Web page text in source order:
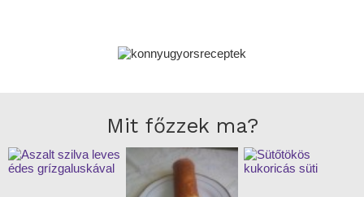
Mit főzzek ma?